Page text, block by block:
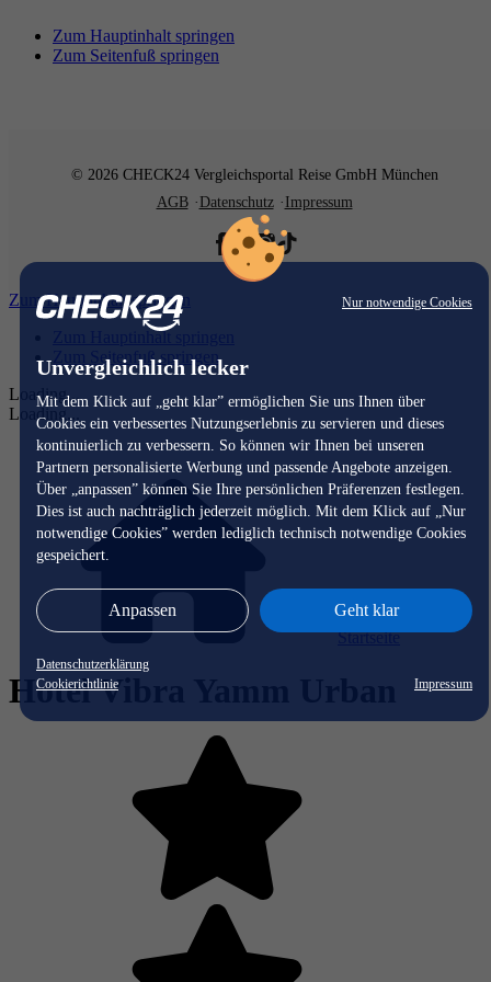
Nur notwendige Cookies
Unvergleichlich lecker
Mit dem Klick auf „geht klar” ermöglichen Sie uns Ihnen über
Cookies ein verbessertes Nutzungserlebnis zu servieren und dieses
kontinuierlich zu verbessern. So können wir Ihnen bei unseren
Partnern personalisierte Werbung und passende Angebote anzeigen.
Über „anpassen” können Sie Ihre persönlichen Präferenzen festlegen.
Dies ist auch nachträglich jederzeit möglich. Mit dem Klick auf „Nur
notwendige Cookies” werden lediglich technisch notwendige Cookies
gespeichert.
Anpassen Geht klar
Datenschutzerklärung
Cookierichtlinie
Impressum
Zum Hauptinhalt springen
Zum Seitenfuß springen
© 2026 CHECK24 Vergleichsportal Reise GmbH München
AGB
Datenschutz Impressum
Zum Hauptinhalt springen
Zum Hauptinhalt springen
Zum Seitenfuß springen
Loading...
Loading...
Startseite
Hotel Vibra Yamm Urban